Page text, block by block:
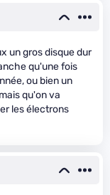
un gros disque dur
qu'une fois
ou bien un
qu'on va
les électrons